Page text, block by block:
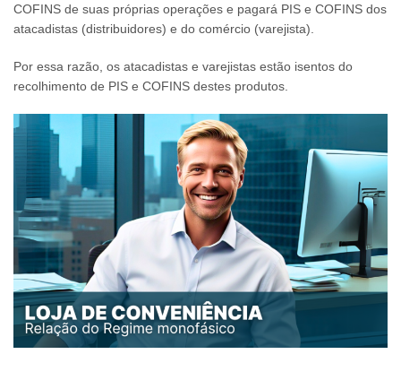
COFINS de suas próprias operações e pagará PIS e COFINS dos
atacadistas (distribuidores) e do comércio (varejista).
Por essa razão, os atacadistas e varejistas estão isentos do
recolhimento de PIS e COFINS destes produtos.